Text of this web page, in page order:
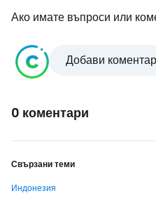
Ако имате въпроси или
Добави
0 коментари
Свързани теми
Индонезия